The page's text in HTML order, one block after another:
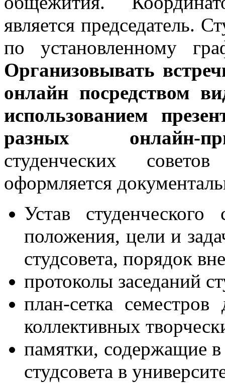
является председатель.
по установленному
Организовывать
онлайн посредством
использованием
разных онлайн-
студенческих
оформляется
Устав
положения, цели и
студсовета, порядок
протоколы заседаний
план-сетка
коллективных
памятки, содержащие в
студсовета в